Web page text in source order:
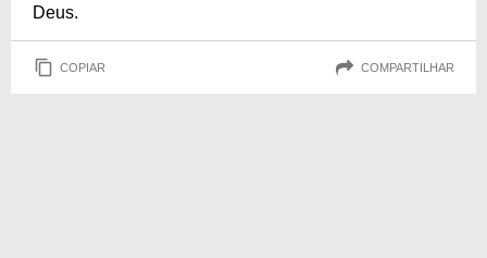
Deus.
COPIAR COMPARTILHAR